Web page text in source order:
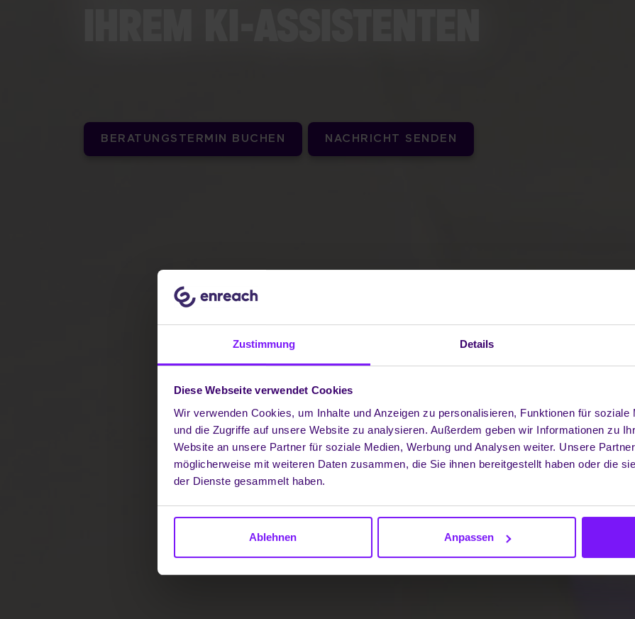
Zustimmung Details
Diese Webseite verwendet Cookies
Wir verwenden Cookies, um Inhalte und Anzeigen zu personalisieren, Funktionen für soziale
und die Zugriffe auf unsere Website zu analysieren. Außerdem geben wir Informationen zu
Website an unsere Partner für soziale Medien, Werbung und Analysen weiter. Unsere
möglicherweise mit weiteren Daten zusammen, die Sie ihnen bereitgestellt haben oder die
der Dienste gesammelt haben.
Ablehnen Anpassen
BERATUNGSTERMIN BUCHEN NACHRICHT SENDEN